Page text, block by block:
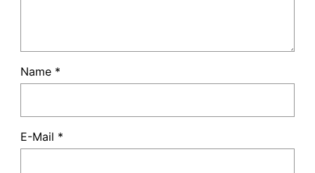
Name *
E-Mail *